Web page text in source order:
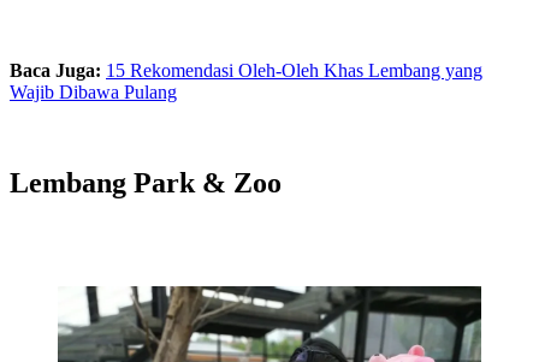
Baca Juga: 15 Rekomendasi Oleh-Oleh Khas Lembang yang
Wajib Dibawa Pulang
Lembang Park & Zoo